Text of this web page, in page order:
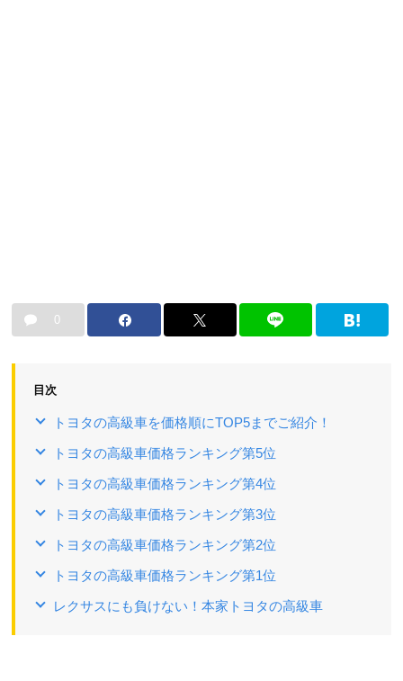
0
目次
トヨタの高級車を価格順にTOP5までご紹介！
トヨタの高級車価格ランキング第5位
トヨタの高級車価格ランキング第4位
トヨタの高級車価格ランキング第3位
トヨタの高級車価格ランキング第2位
トヨタの高級車価格ランキング第1位
レクサスにも負けない！本家トヨタの高級車